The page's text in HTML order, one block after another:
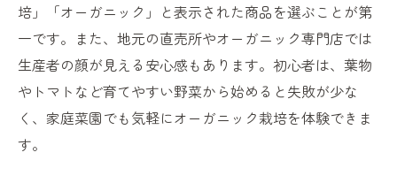
培」「オーガニック」と表示された商品を選ぶことが第
一です。また、地元の直売所やオーガニック専門店では
生産者の顔が見える安心感もあります。初心者は、葉物
やトマトなど育てやすい野菜から始めると失敗が少な
く、家庭菜園でも気軽にオーガニック栽培を体験できま
す。